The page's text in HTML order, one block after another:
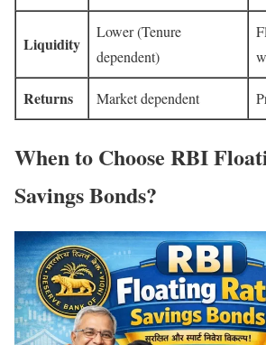
Liquidity
Lower (Tenure
dependent)
Returns Market dependent
When to Choose RBI
Savings Bonds?